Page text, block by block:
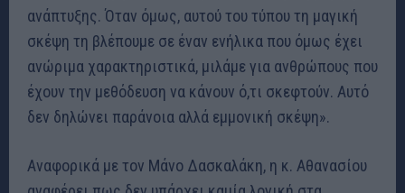
ανάπτυξης. Όταν όμως, αυτού του τύπου τη μαγική
σκέψη τη βλέπουμε σε έναν ενήλικα που όμως έχει
ανώριμα χαρακτηριστικά, μιλάμε για ανθρώπους που
έχουν την μεθόδευση να κάνουν ό,τι σκεφτούν. Αυτό
δεν δηλώνει παράνοια αλλά εμμονική σκέψη».
Αναφορικά με τον Μάνο Δασκαλάκη, η κ. Αθανασίου